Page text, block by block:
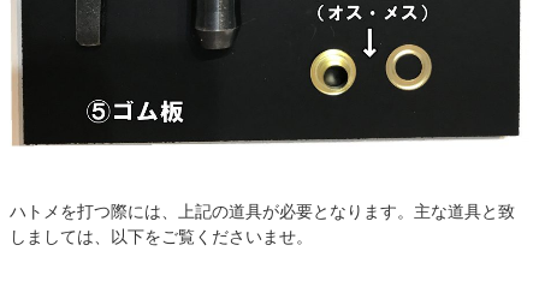
ハトメを打つ際には、上記の道具が必要となります。主な道具と致
しましては、以下をご覧くださいませ。